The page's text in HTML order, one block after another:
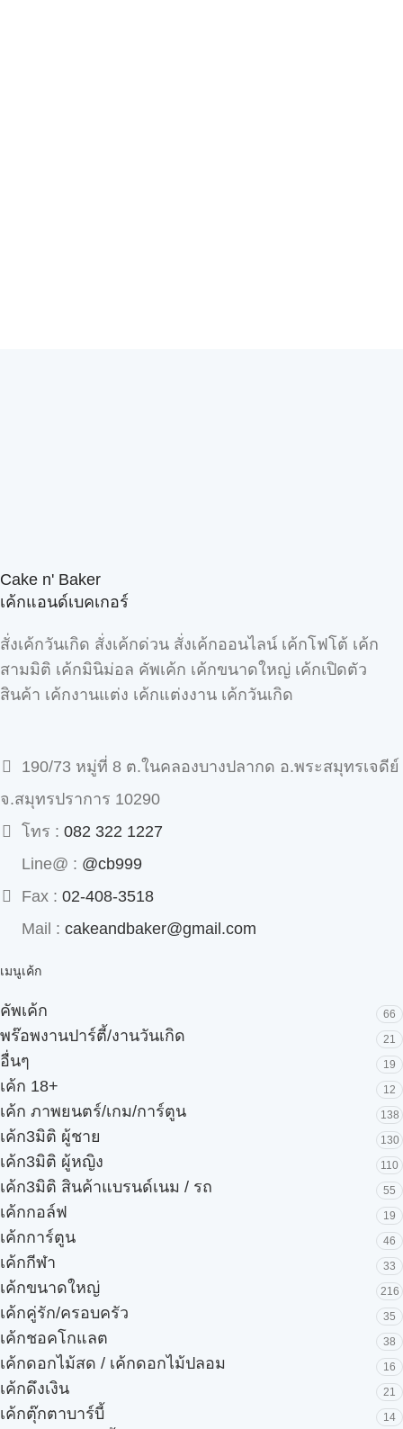
Cake n' Baker
เค้กแอนด์เบคเกอร์
สั่งเค้กวันเกิด สั่งเค้กด่วน สั่งเค้กออนไลน์ เค้กโฟโต้ เค้ก
สามมิติ เค้กมินิม่อล คัพเค้ก เค้กขนาดใหญ่ เค้กเปิดตัว
สินค้า เค้กงานแต่ง เค้กแต่งงาน เค้กวันเกิด
190/73 หมู่ที่ 8 ต.ในคลองบางปลากด อ.พระสมุทรเจดีย์
จ.สมุทรปราการ 10290
โทร : 082 322 1227
Line@ : @cb999
Fax : 02-408-3518
Mail : cakeandbaker@gmail.com
เมนูเค้ก
คัพเค้ก 66
พร๊อพงานปาร์ตี้/งานวันเกิด 21
อื่นๆ 19
เค้ก 18+ 12
เค้ก ภาพยนตร์/เกม/การ์ตูน 138
เค้ก3มิติ ผู้ชาย 130
เค้ก3มิติ ผู้หญิง 110
เค้ก3มิติ สินค้าแบรนด์เนม / รถ 55
เค้กกอล์ฟ 19
เค้กการ์ตูน 46
เค้กกีฬา 33
เค้กขนาดใหญ่ 216
เค้กคู่รัก/ครอบครัว 35
เค้กชอคโกแลต 38
เค้กดอกไม้สด / เค้กดอกไม้ปลอม 16
เค้กดึงเงิน 21
เค้กตุ๊กตาบาร์บี้ 14